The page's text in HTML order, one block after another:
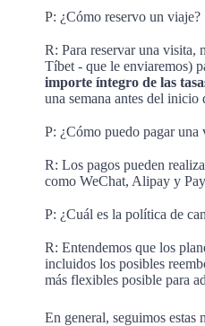
P: ¿Cómo reservo un viaje?
R: Para reservar una visita,
Tíbet - que le enviaremos)
importe íntegro de las
una semana antes del inicio
P: ¿Cómo puedo pagar una
R: Los pagos pueden
como WeChat, Alipay y
P: ¿Cuál es la política de
R: Entendemos que los
incluidos los posibles
más flexibles posible para
En general, seguimos estas